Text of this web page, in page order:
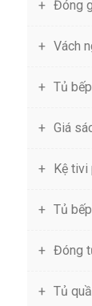
Đóng
Vách
Tủ
Giá
Kệ tivi
Tủ
Đóng
Tủ